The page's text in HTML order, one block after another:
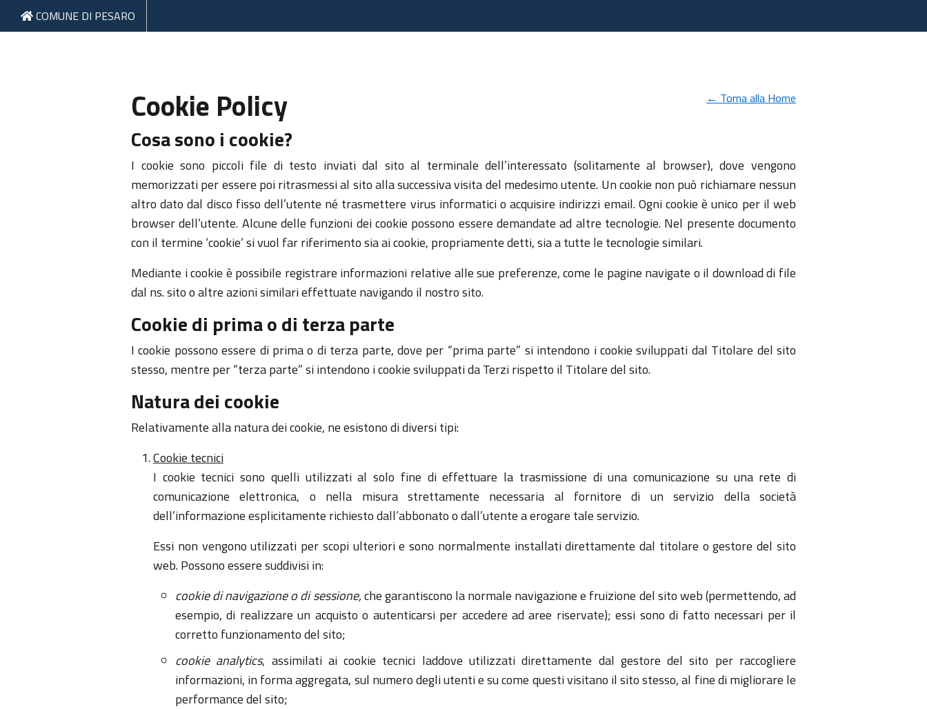
COMUNE DI PESARO
← Torna alla Home
Cookie Policy
Cosa sono i cookie?
I cookie sono piccoli file di testo inviati dal sito al terminale dell’interessato (solitamente al browser), dove vengono
memorizzati per essere poi ritrasmessi al sito alla successiva visita del medesimo utente. Un cookie non può richiamare nessun
altro dato dal disco fisso dell’utente né trasmettere virus informatici o acquisire indirizzi email. Ogni cookie è unico per il web
browser dell’utente. Alcune delle funzioni dei cookie possono essere demandate ad altre tecnologie. Nel presente documento
con il termine ‘cookie’ si vuol far riferimento sia ai cookie, propriamente detti, sia a tutte le tecnologie similari.
Mediante i cookie è possibile registrare informazioni relative alle sue preferenze, come le pagine navigate o il download di file
dal ns. sito o altre azioni similari effettuate navigando il nostro sito.
Cookie di prima o di terza parte
I cookie possono essere di prima o di terza parte, dove per “prima parte” si intendono i cookie sviluppati dal Titolare del sito
stesso, mentre per “terza parte” si intendono i cookie sviluppati da Terzi rispetto il Titolare del sito.
Natura dei cookie
Relativamente alla natura dei cookie, ne esistono di diversi tipi:
Cookie tecnici
I cookie tecnici sono quelli utilizzati al solo fine di effettuare la trasmissione di una comunicazione su una rete di
comunicazione elettronica, o nella misura strettamente necessaria al fornitore di un servizio della società
dell’informazione esplicitamente richiesto dall’abbonato o dall’utente a erogare tale servizio.
Essi non vengono utilizzati per scopi ulteriori e sono normalmente installati direttamente dal titolare o gestore del sito
web. Possono essere suddivisi in:
cookie di navigazione o di sessione,che garantiscono la normale navigazione e fruizione del sito web (permettendo, ad
esempio, di realizzare un acquisto o autenticarsi per accedere ad aree riservate); essi sono di fatto necessari per il
corretto funzionamento del sito;
cookie analytics, assimilati ai cookie tecnici laddove utilizzati direttamente dal gestore del sito per raccogliere
informazioni, in forma aggregata, sul numero degli utenti e su come questi visitano il sito stesso, al fine di migliorare le
performance del sito;